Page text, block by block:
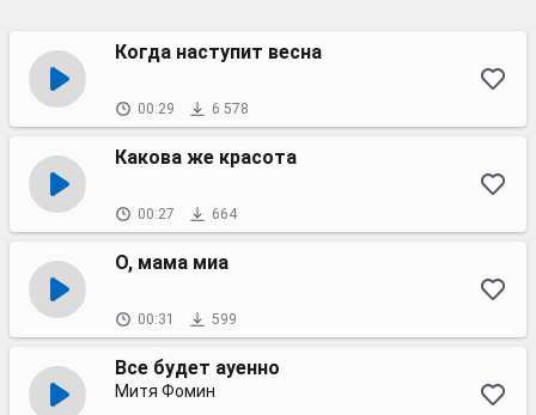
Когда наступит весна
00:29 6 578
Какова же красота
00:27 664
О, мама миа
00:31 599
Все будет ауенно
Митя Фомин